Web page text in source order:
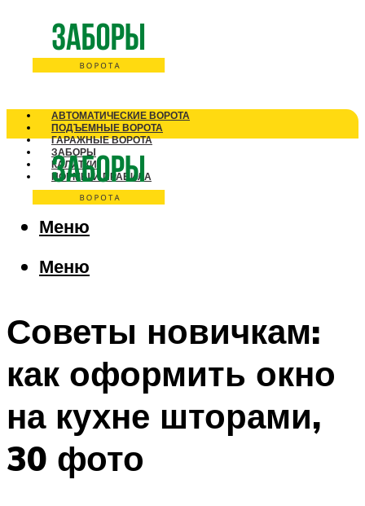
АВТОМАТИЧЕСКИЕ ВОРОТА
ПОДЪЕМНЫЕ ВОРОТА
ГАРАЖНЫЕ ВОРОТА
ЗАБОРЫ
КАЛИТКИ
НОРМЫ И ПРАВИЛА
Меню
Меню
Советы новичкам:
как оформить окно
на кухне шторами,
30 фото